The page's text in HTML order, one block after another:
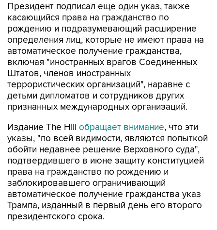
Президент подписал еще один указ, также
касающийся права на гражданство по
рождению и подразумевающий расширение
определения лиц, которые не имеют права на
автоматическое получение гражданства,
включая "иностранных врагов Соединенных
Штатов, членов иностранных
террористических организаций", наравне с
детьми дипломатов и сотрудников других
признанных международных организаций.
Издание The Hill обращает внимание, что эти
указы, "по всей видимости, являются попыткой
обойти недавнее решение Верховного суда",
подтвердившего в июне защиту конституцией
права на гражданство по рождению и
заблокировавшего ограничивающий
автоматическое получение гражданства указ
Трампа, изданный в первый день его второго
президентского срока.